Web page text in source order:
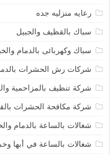
رعايه منزليه جده
سباك بالقظيف والجبيل
سباك وكهربائى بالدمام
شركات رش الحشرات
شركة تنظيف بالمزاحمية
شركة مكافحة الحشرات
شغالات بالساعة بالدمام
شغالات بالساعة في أبها